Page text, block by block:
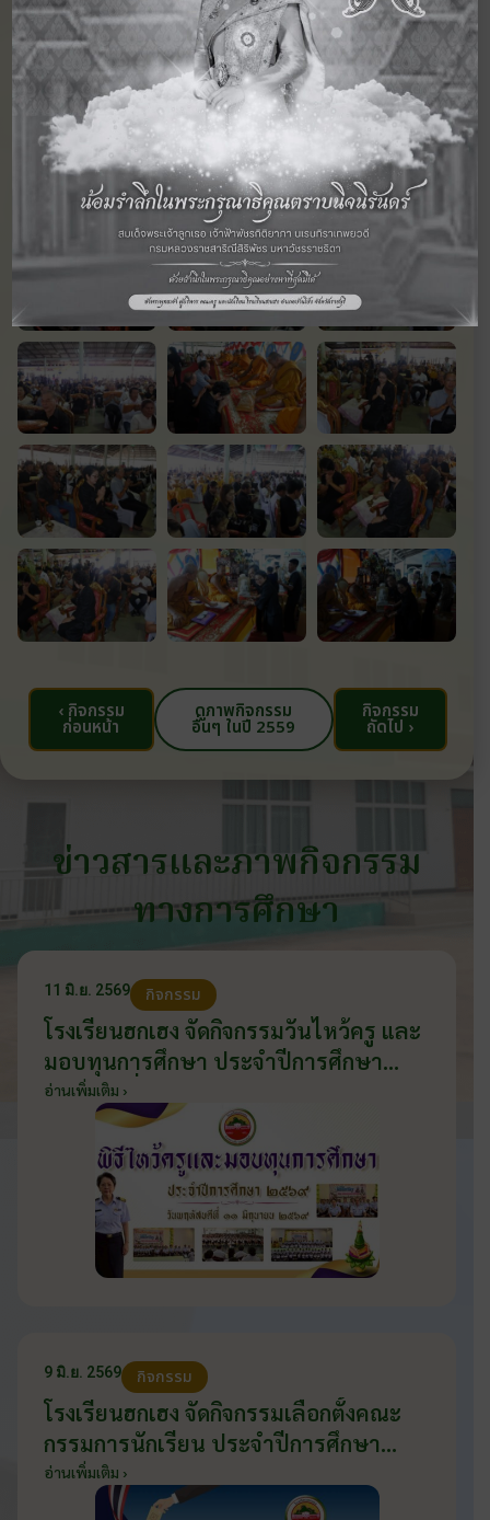
‹ กิจกรรม
ก่อนหน้า
ดูภาพกิจกรรม
อื่นๆ ในปี 2559
กิจกรรม
ถัดไป ›
ข่าวสารและภาพกิจกรรม
ทางการศึกษา
11 มิ.ย. 2569 กิจกรรม
โรงเรียนฮกเฮง จัดกิจกรรมวันไหว้ครู และ
มอบทุนการศึกษา ประจำปีการศึกษา
2569 วันที่ 11 มิถุนายน 2569
อ่านเพิ่มเติม ›
9 มิ.ย. 2569 กิจกรรม
โรงเรียนฮกเฮง จัดกิจกรรมเลือกตั้งคณะ
กรรมการนักเรียน ประจำปีการศึกษา
2569 ส่งเสริมประชาธิปไตยในโรงเรียน
วันที่ 9 มิถุนายน 2569
อ่านเพิ่มเติม ›